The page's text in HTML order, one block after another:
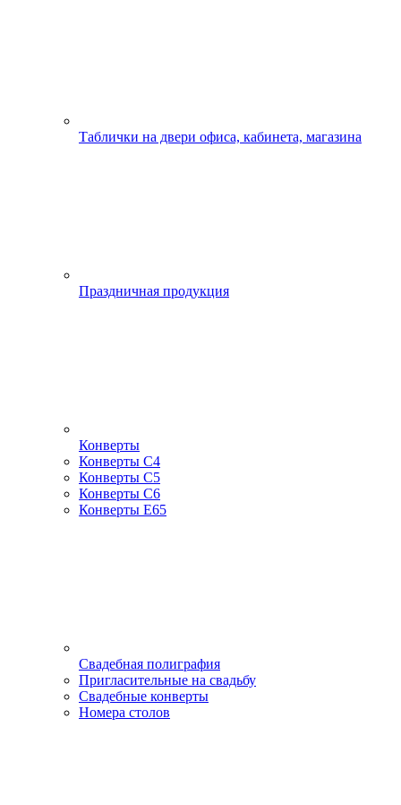
Таблички на двери офиса, кабинета, магазина
Праздничная продукция
Конверты
Конверты С4
Конверты С5
Конверты С6
Конверты Е65
Свадебная полиграфия
Пригласительные на свадьбу
Свадебные конверты
Номера столов